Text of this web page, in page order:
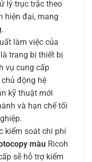
lý trục trặc theo
hiện đại, mang
làm việc của
trang bị thiết bị
vụ cung cấp
động hệ
kỹ thuật mới
và hạn chế tối
kiểm soát chi phí
màu Ricoh
sẽ hỗ trợ kiểm